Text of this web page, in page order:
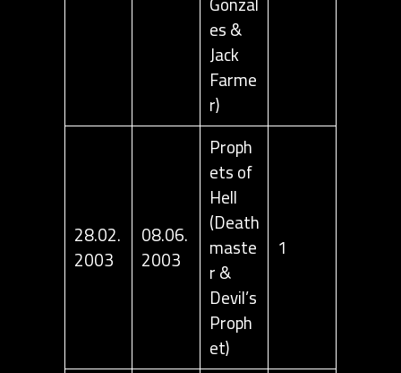
es &
Jack
Farme
r)
28.02.
2003
08.06.
2003
Proph
ets of
Hell
(Death
maste
r &
Devil’s
Proph
et)
1